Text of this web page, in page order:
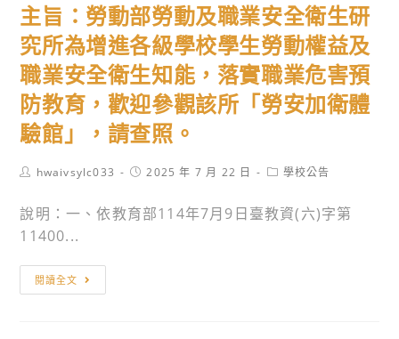
整
「全
民
英
檢」
初
級
與
高
測
臺
北
科
技
大
學
進
修
推
主旨：勞動部勞動及職業安全衛生研
究所為增進各級學校學生勞動權益及
職業安全衛生知能，落實職業危害預
防教育，歡迎參觀該所「勞安加衛體
驗館」，請查照。
Posthwaivsylc033
Post2025 年 7 月 22 日
Post學校公告
說明：一、依教育部114年7月9日臺教資(六)字第
11400...
閱讀全文
旨：